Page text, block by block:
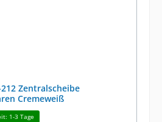
212 Zentralscheibe
Cremeweiß
1-3 Tage